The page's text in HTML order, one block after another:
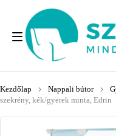
Kezdőlap Nappali bútor
szekrény, kék/gyerek minta, Edrin